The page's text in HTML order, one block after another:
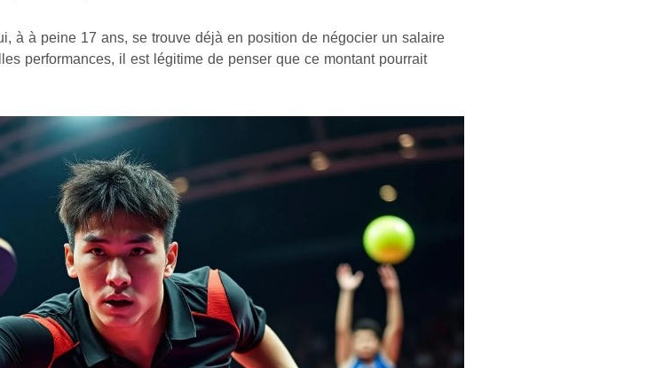
à à peine 17 ans, se trouve déjà en position de négocier un salaire
performances, il est légitime de penser que ce montant pourrait